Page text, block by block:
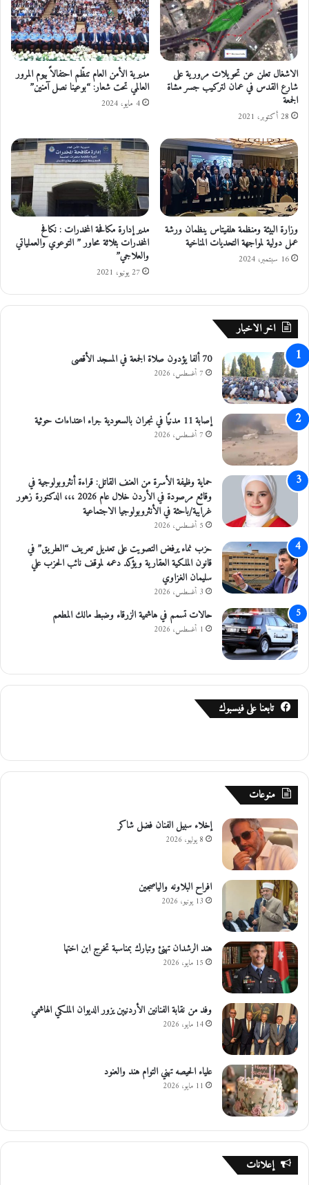
ل
س
ه
و
ل
و
ح
ا
ة
ف
ي
ا
ل
أ
غ
و
ا
ا
ل
ح
ر
ا
ل
م
ي
ت
و
ا
ل
ع
ب
ة
ب
ع
ا
ل
ت
ي
ت
م
ق
ل
ه
ا
ب
ا
ل
ا
س
ف
ا
ج
و
ي
إ
ل
ى
م
س
ت
ش
ف
ا
ل
ت
خ
ص
ص
ي
ب
ع
م
ن
ت
ت
ب
د
ل
ل
ه
ل
ل
ش
ف
ا
ء
و
غ
ا
د
ر
ت
ا
ل
م
س
ت
ش
ف
ى
الاشغال تعلن عن تحويلات مرورية على
شارع القدس في عمان لتركيب جسر مشاة
الجمعة
28 أكتوبر، 2021
مديرية الأمن العام تنظّم احتفالاً بيوم المرور
العالمي تحت شعار: “بوعينا نصل آمنين”
4 مايو، 2024
وزارة البيئة ومنظمة هلفيتاس ينظمان ورشة
عمل دولية لمواجهة التحديات المناخية
16 سبتمبر، 2024
مدير إدارة مكافحة المخدرات : نكافح
المخدرات بثلاثة محاور ” التوعوي والعملياتي
والعلاجي”
27 يونيو، 2021
اخر الاخبار
70 ألفا يؤدون صلاة الجمعة في المسجد الأقصى
7 أغسطس، 2026
إصابة 11 مدنيًا في نجران بالسعودية جراء اعتداءات حوثية
7 أغسطس، 2026
حماية وظيفة الأسرة من العنف القاتل: قراءة أنثروبولوجية في
وقائع مرصودة في الأردن خلال عام 2026 ،،، الدكتورة زهور
غرايبة/باحثة في الأنثروبولوجيا الاجتماعية
5 أغسطس، 2026
حزب نماء يرفض التصويت على تعديل تعريف “الطريق” في
قانون الملكية العقارية ويؤكد دعمه لموقف نائب الحزب علي
سليمان الغزاوي
3 أغسطس، 2026
حالات تسمم في هاشمية الزرقاء وضبط مالك المطعم
1 أغسطس، 2026
تابعنا على فيسبوك
منوعات
إخلاء سبيل الفنان فضل شاكر
8 يوليو، 2026
افراح البلاونه والياصجين
13 يونيو، 2026
هند الرشدان تهنئ وتبارك بمناسبة تخرج ابن اختها
15 مايو، 2026
وفد من نقابة الفنانين الأردنيين يزور الديوان الملكي الهاشمي
14 مايو، 2026
علياء الحيصه تهني التوام هند والعنود
11 مايو، 2026
إعلانات